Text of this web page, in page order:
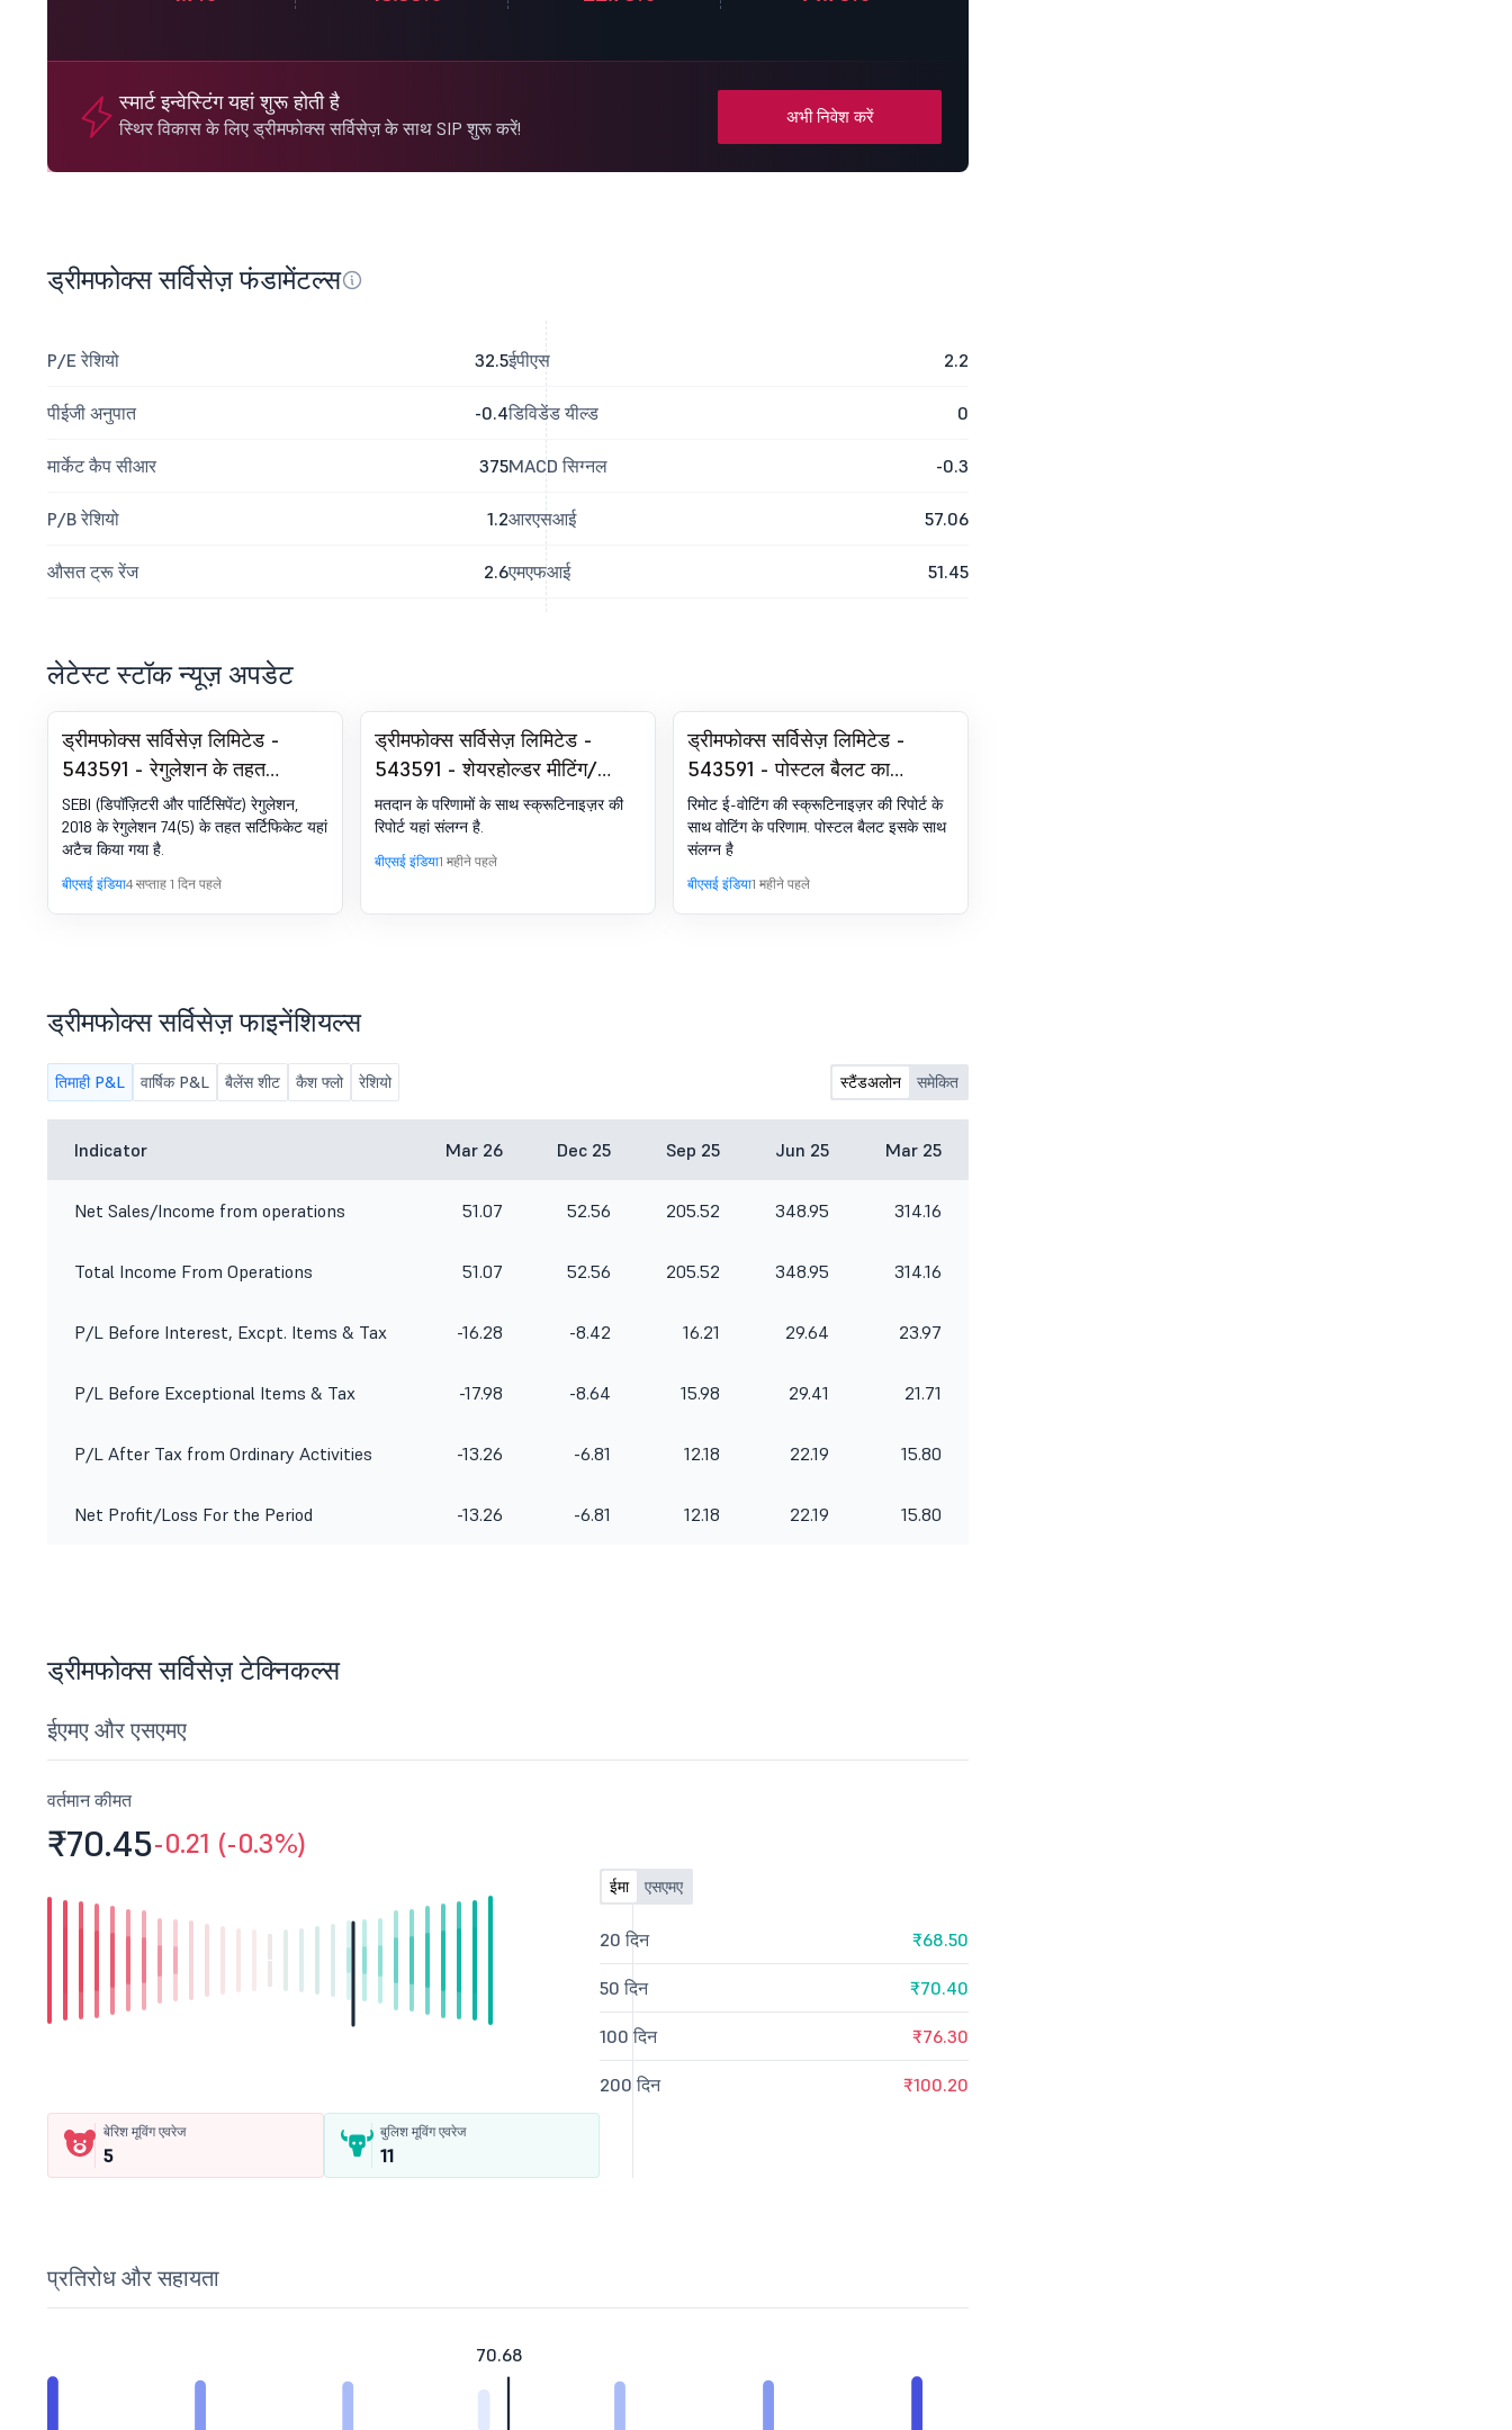
स्मार्ट इन्वेस्टिंग यहां शुरू होती है
स्थिर विकास के लिए ड्रीमफोक्स सर्विसेज़ के साथ SIP शुरू करें!
अभी निवेश करें
ड्रीमफोक्स सर्विसेज़ फंडामेंटल्स
P/E रेशियो 32.5
पीईजी अनुपात -0.4
मार्केट कैप सीआर 375
P/B रेशियो 1.2
औसत ट्रू रेंज 2.6
ईपीएस 2.2
डिविडेंड यील्ड 0
MACD सिग्नल -0.3
आरएसआई 57.06
एमएफआई 51.45
लेटेस्ट स्टॉक न्यूज़ अपडेट
ड्रीमफोक्स सर्विसेज़ लिमिटेड -
543591 - रेगुलेशन के तहत
कम्प्लायंस-सर्टिफिकेट. SEBI (DP)
विनियम, 2018 का 74(5)
SEBI (डिपॉज़िटरी और पार्टिसिपेंट) रेगुलेशन,
2018 के रेगुलेशन 74(5) के तहत सर्टिफिकेट यहां
अटैच किया गया है.
बीएसई इंडिया4 सप्ताह 1 दिन पहले
ड्रीमफोक्स सर्विसेज़ लिमिटेड -
543591 - शेयरहोल्डर मीटिंग/
पोस्टल बैलट-स्क्रुटिनाइज़र की
रिपोर्ट
मतदान के परिणामों के साथ स्क्रूटिनाइज़र की
रिपोर्ट यहां संलग्न है.
बीएसई इंडिया1 महीने पहले
ड्रीमफोक्स सर्विसेज़ लिमिटेड -
543591 - पोस्टल बैलट का
शेयरहोल्डर मीटिंग/पोस्टल बैलट-
आउटकम
रिमोट ई-वोटिंग की स्क्रूटिनाइज़र की रिपोर्ट के
साथ वोटिंग के परिणाम. पोस्टल बैलट इसके साथ
संलग्न है
बीएसई इंडिया1 महीने पहले
ड्रीमफोक्स सर्विसेज़ फाइनेंशियल्स
तिमाही P&L वार्षिक P&L बैलेंस शीट कैश फ्लो रेशियो स्टैंडअलोन समेकित
Indicator Mar 26 Dec 25 Sep 25 Jun 25 Mar 25
Net Sales/Income from operations 51.07 52.56 205.52 348.95 314.16
Total Income From Operations 51.07 52.56 205.52 348.95 314.16
P/L Before Interest, Excpt. Items & Tax -16.28 -8.42 16.21 29.64 23.97
P/L Before Exceptional Items & Tax -17.98 -8.64 15.98 29.41 21.71
P/L After Tax from Ordinary Activities -13.26 -6.81 12.18 22.19 15.80
Net Profit/Loss For the Period -13.26 -6.81 12.18 22.19 15.80
ड्रीमफोक्स सर्विसेज़ टेक्निकल्स
ईएमए और एसएमए
वर्तमान कीमत
₹70.45-0.21 (-0.3%)
बेरिश मूविंग एवरेज
5
बुलिश मूविंग एवरेज
11
ईमा एसएमए
20 दिन ₹68.50
50 दिन ₹70.40
100 दिन ₹76.30
200 दिन ₹100.20
प्रतिरोध और सहायता
70.68